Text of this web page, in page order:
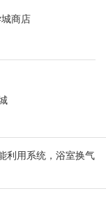
商店
利用系统，浴室换气